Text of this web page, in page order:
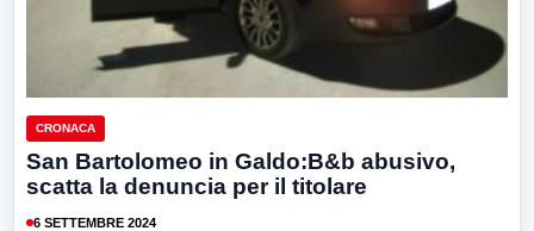
CRONACA
San Bartolomeo in Galdo:B&b abusivo,
scatta la denuncia per il titolare
6 SETTEMBRE 2024